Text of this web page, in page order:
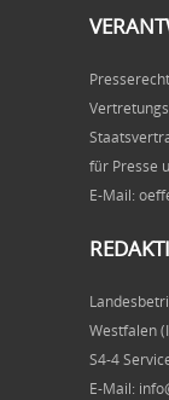
für Presse
E-Mail:
Westfalen
S4-4
E-Mail: